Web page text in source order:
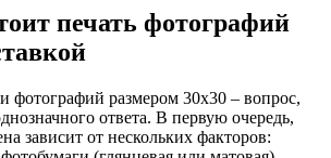
печать фотографий
фотографий размером 30х30 – вопрос,
ответа. В первую очередь,
зависит от нескольких факторов: